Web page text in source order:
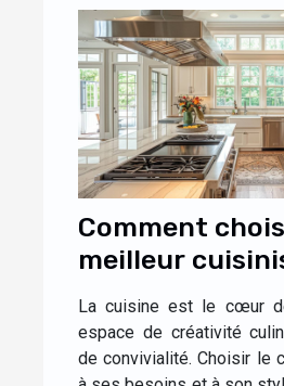
Comment
meilleur
votre maison
La cuisine est le cœur
espace de créativité
de convivialité. Choisir le